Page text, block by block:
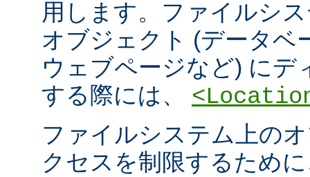
用します。ファイルシ
オブジェクト (データベ
ウェブページなど) にデ
する際には、
ファイルシステム上の
クセスを制限するため